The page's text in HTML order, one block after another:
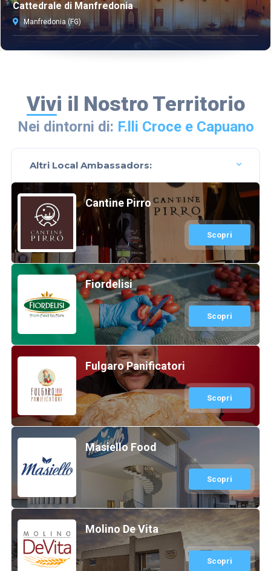
Cattedrale di Manfredonia
Manfredonia (FG)
Vivi il Nostro Territorio
Nei dintorni di: F.lli Croce e Capuano
Altri Local Ambassadors:
Cantine Pirro
Scopri
Fiordelisi
Scopri
Fulgaro Panificatori
Scopri
Masiello Food
Scopri
Molino De Vita
Scopri